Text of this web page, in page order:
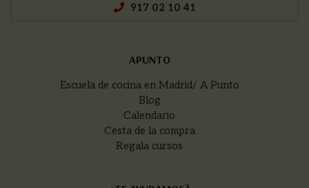
917 02 10 41
APUNTO
Escuela de cocina en Madrid/ A Punto
Blog
Calendario
Cesta de la compra
Regala cursos